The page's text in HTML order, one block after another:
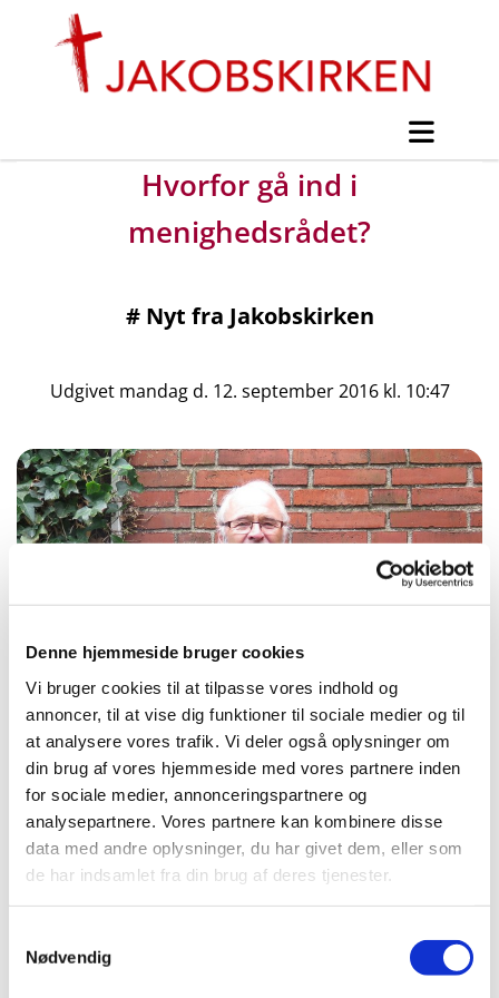
Denne hjemmeside bruger cookies
Vi bruger cookies til at tilpasse vores indhold og
annoncer, til at vise dig funktioner til sociale medier og til
at analysere vores trafik. Vi deler også oplysninger om
din brug af vores hjemmeside med vores partnere inden
for sociale medier, annonceringspartnere og
analysepartnere. Vores partnere kan kombinere disse
data med andre oplysninger, du har givet dem, eller som
de har indsamlet fra din brug af deres tjenester.
Nødvendig
Hvorfor gå ind i
menighedsrådet?
# Nyt fra Jakobskirken
Udgivet mandag d. 12. september 2016 kl. 10:47
Hvorfor gå ind i menighedsrådet?
3 af de siddende menighedsrådsmedlemmer
fortæller lidt om deres oplevelse af arbejdet i
menighedsrådet: